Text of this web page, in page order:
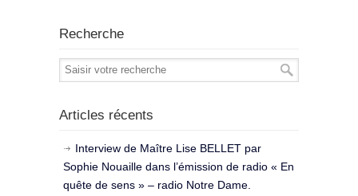
Recherche
Articles récents
Interview de Maître Lise BELLET par
Sophie Nouaille dans l’émission de radio « En
quête de sens » – radio Notre Dame.